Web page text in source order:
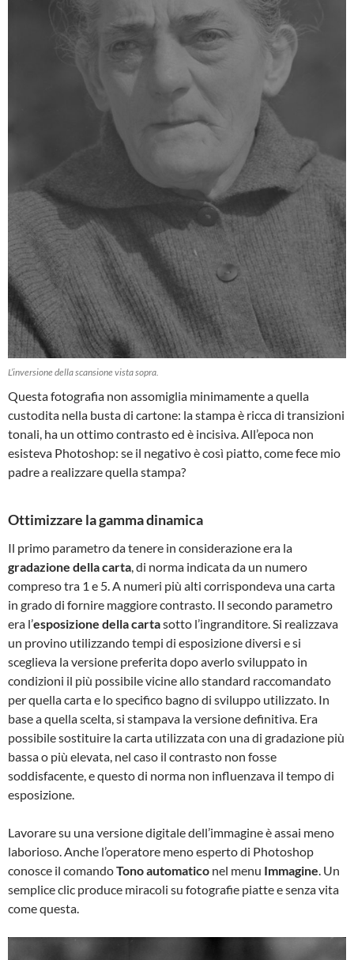
L’inversione della scansione vista sopra.
Questa fotografia non assomiglia minimamente a quella
custodita nella busta di cartone: la stampa è ricca di transizioni
tonali, ha un ottimo contrasto ed è incisiva. All’epoca non
esisteva Photoshop: se il negativo è così piatto, come fece mio
padre a realizzare quella stampa?
Ottimizzare la gamma dinamica
Il primo parametro da tenere in considerazione era la
gradazione della carta , di norma indicata da un numero
compreso tra 1 e 5. A numeri più alti corrispondeva una carta
in grado di fornire maggiore contrasto. Il secondo parametro
era l’esposizione della cartasotto l’ingranditore. Si realizzava
un provino utilizzando tempi di esposizione diversi e si
sceglieva la versione preferita dopo averlo sviluppato in
condizioni il più possibile vicine allo standard raccomandato
per quella carta e lo specifico bagno di sviluppo utilizzato. In
base a quella scelta, si stampava la versione definitiva. Era
possibile sostituire la carta utilizzata con una di gradazione più
bassa o più elevata, nel caso il contrasto non fosse
soddisfacente, e questo di norma non influenzava il tempo di
esposizione.
Lavorare su una versione digitale dell’immagine è assai meno
laborioso. Anche l’operatore meno esperto di Photoshop
conosce il comandoTono automatico nel menu Immagine . Un
semplice clic produce miracoli su fotografie piatte e senza vita
come questa.